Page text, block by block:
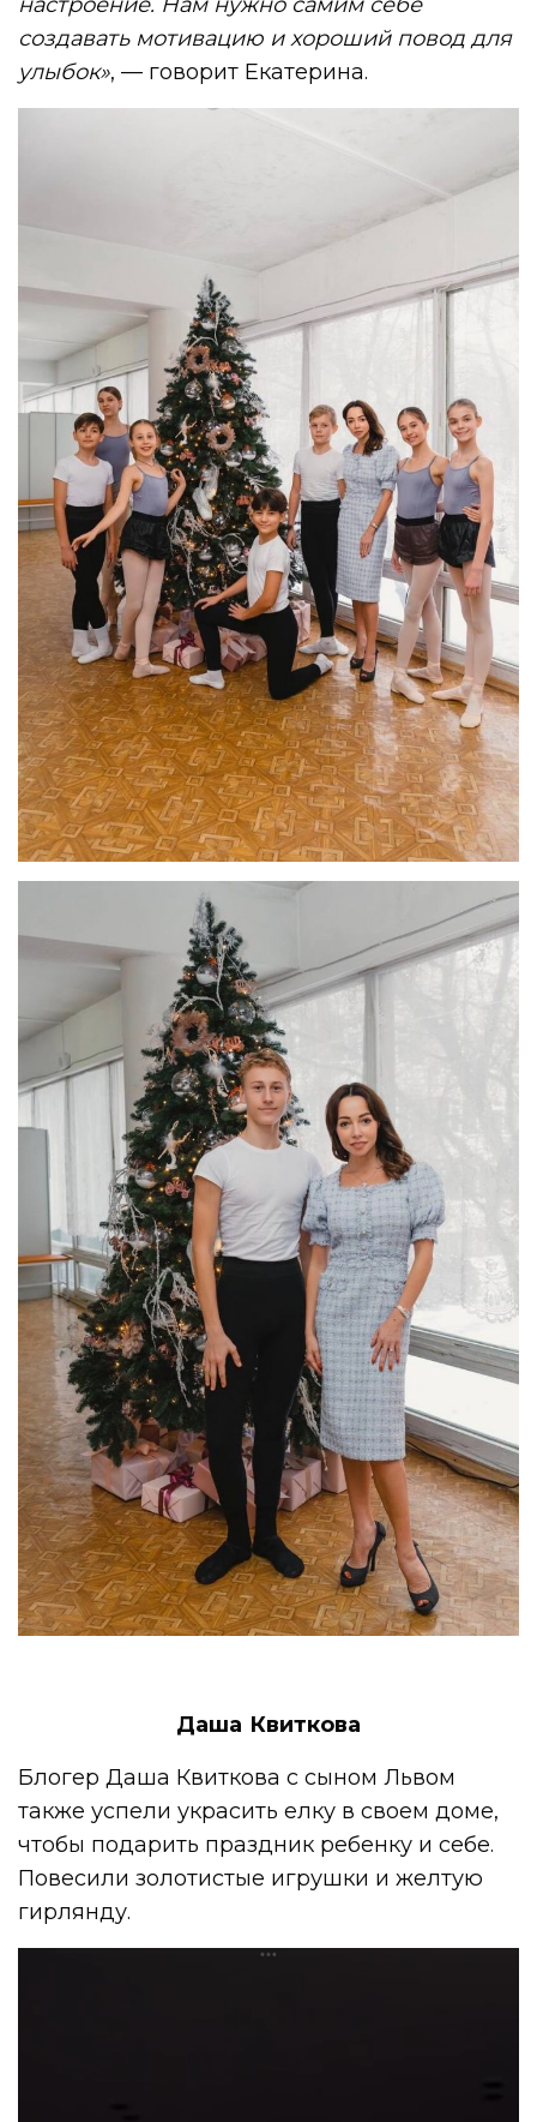
создавать мотивацию и хороший повод для
улыбок», — говорит Екатерина.
Даша Квиткова
Блогер Даша Квиткова с сыном Львом
также успели украсить елку в своем доме,
чтобы подарить праздник ребенку и себе.
Повесили золотистые игрушки и желтую
гирлянду.